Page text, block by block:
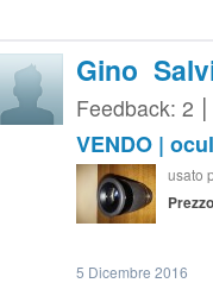
Gino
Feedback: 2
VENDO |
usato
5 Dicembre 2016